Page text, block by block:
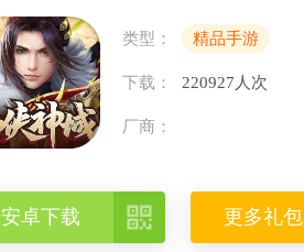
类型： 精品手游
下载： 220927人次
厂商：
安卓下载  更多礼包